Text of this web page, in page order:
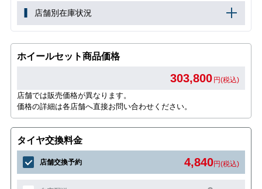
店舗別在庫状況
ホイールセット商品価格
303,800 円(税込)
店舗では販売価格が異なります。
価格の詳細は各店舗へ直接お問い合わせください。
タイヤ交換料金
店舗交換予約 4,840円(税込)